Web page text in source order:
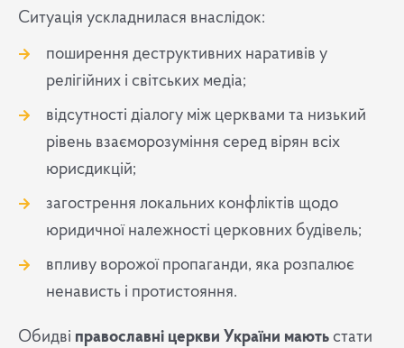
Ситуація ускладнилася внаслідок:
поширення деструктивних наративів у
релігійних і світських медіа;
відсутності діалогу між церквами та низький
рівень взаєморозуміння серед вірян всіх
юрисдикцій;
загострення локальних конфліктів щодо
юридичної належності церковних будівель;
впливу ворожої пропаганди, яка розпалює
ненависть і протистояння.
Обидві православні церкви України мають стати